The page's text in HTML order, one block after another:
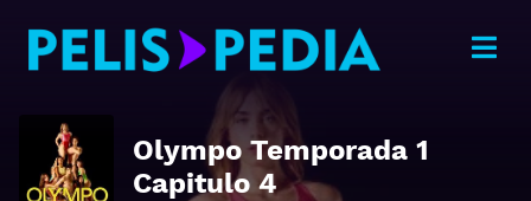
Olympo Temporada 1
Capitulo 4